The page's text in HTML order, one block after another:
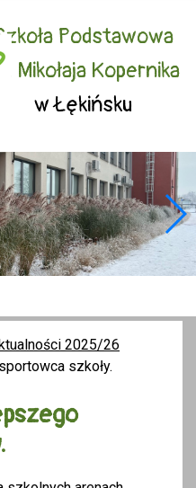
Podstawowa
Mikołaja Kopernika
w Łękińsku
2025/26
szkoły.